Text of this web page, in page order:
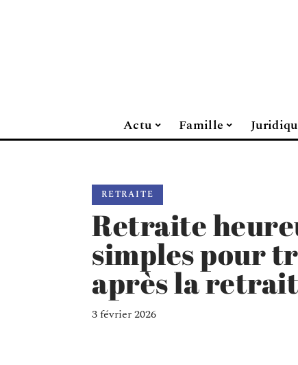
Actu Famille
RETRAITE
Retraite
simples pour
après la
3 février 2026